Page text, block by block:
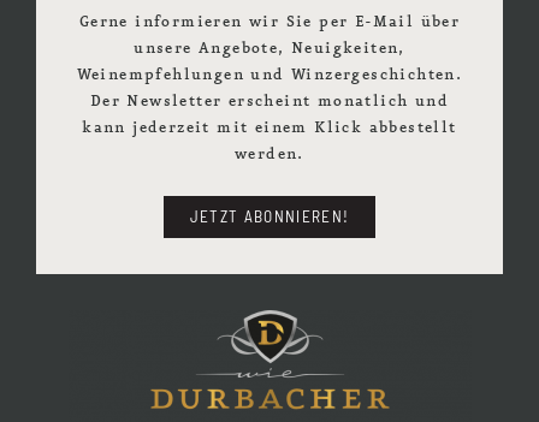
Gerne informieren wir Sie per E-Mail über
unsere Angebote, Neuigkeiten,
Weinempfehlungen und Winzergeschichten.
Der Newsletter erscheint monatlich und
kann jederzeit mit einem Klick abbestellt
werden.
JETZT ABONNIEREN!